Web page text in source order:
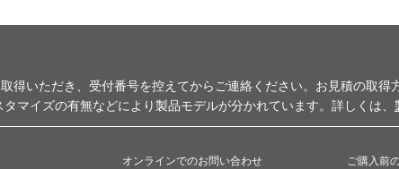
得いただき、受付番号を控えてからご連絡ください。お見積の取得
マイズの有無などにより製品モデルが分かれています。詳しくは、
オンラインでのお問い合わせ
ご購入前